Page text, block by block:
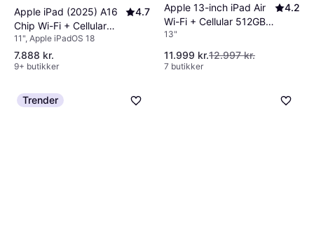
Apple iPad (2025) A16
Chip Wi-Fi + Cellular
512GB Blue
4.7
11", Apple iPadOS 18
7.888 kr.
9+ butikker
Apple 13-inch iPad Air
Wi-Fi + Cellular 512GB -
Purple (M4)
4.2
13"
11.999 kr.12.997 kr.
7 butikker
Trender